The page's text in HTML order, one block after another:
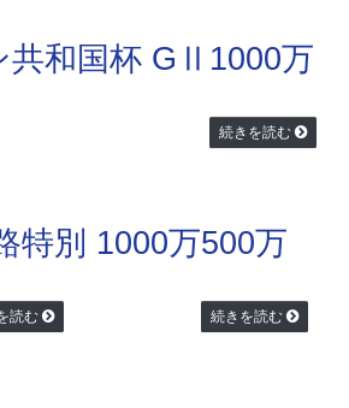
共和国杯 GⅡ 1000万
続きを読む
特別 1000万
読む
500万
続きを読む